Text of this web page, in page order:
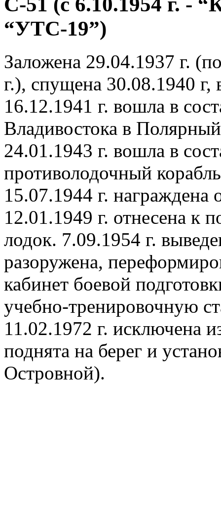
“УТС-19”)
Заложена 29.04.1937 г.
г.), спущена 30.08.1940 г,
16.12.1941 г. вошла в
Владивостока в
24.01.1943 г. вошла в
противолодочный
15.07.1944 г.
12.01.1949 г. отнесена к
лодок. 7.09.1954 г.
разоружена,
кабинет боевой
учебно-тренировочную
11.02.1972 г. исключена
поднята на берег и
Островной).